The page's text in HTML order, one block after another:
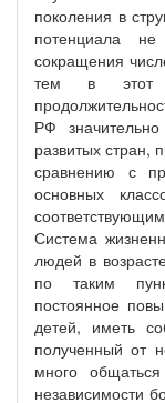
поколения в
потенциала не
сокращения
тем в этот
РФ
развитых стран,
сравнению с
основных
Система
людей в
по таким
постоянное
детей, иметь
полученный от
много
независимости